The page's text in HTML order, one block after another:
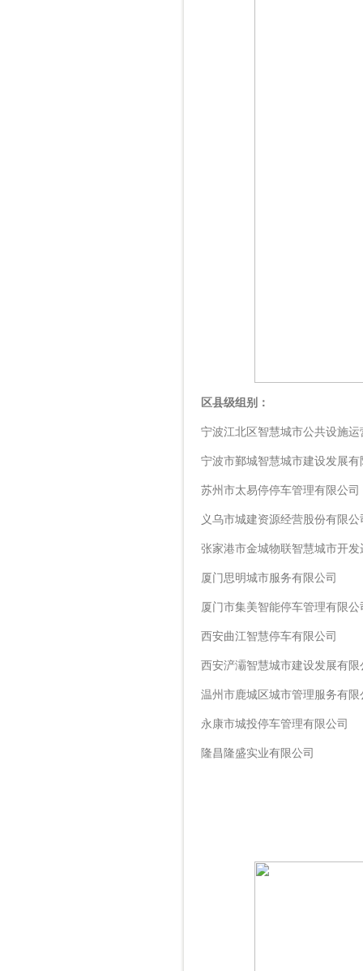
区县级组别：
宁波江北区智慧城市公共设施
宁波市鄞城智慧城市建设发展有
苏州市太易停停车管理有限公司
义乌市城建资源经营股份有限公
张家港市金城物联智慧城市开
厦门思明城市服务有限公司
厦门市集美智能停车管理有限公
西安曲江智慧停车有限公司
西安浐灞智慧城市建设发展有限
温州市鹿城区城市管理服务有限
永康市城投停车管理有限公司
隆昌隆盛实业有限公司